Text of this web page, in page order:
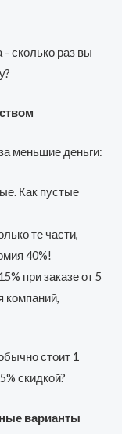
сколько раз вы
меньшие деньги:
Как пустые
те части,
40%!
при заказе от 5
компаний,
стоит 1
скидкой?
варианты